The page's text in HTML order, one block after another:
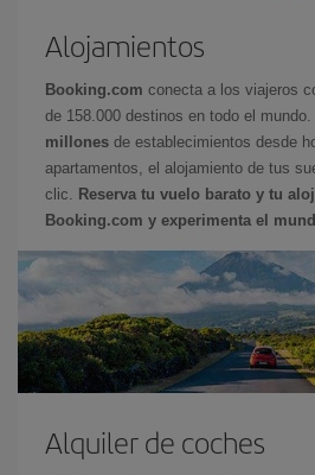
Alojamientos
Booking.com conecta a los viajeros
de 158.000 destinos en todo el
millones de establecimientos desde
apartamentos, el alojamiento de tus
clic.
Reserva tu vuelo barato y tu
Booking.com y experimenta el
Alquiler de coches